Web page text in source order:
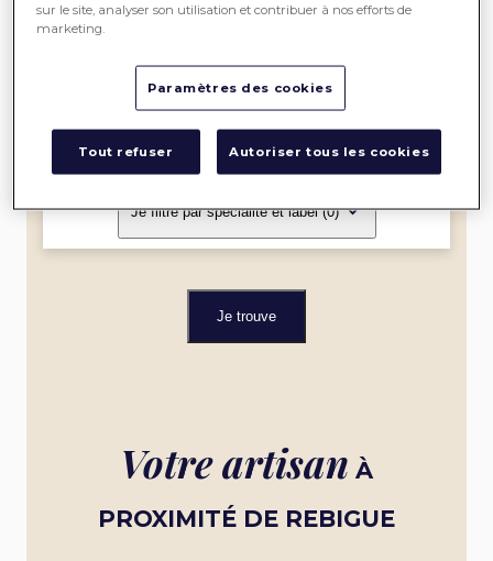
ME
Dans un rayon de
Je filtre par spécialité et label(0)
Je trouve
Votre artisan À
PROXIMITÉ DE REBIGUE
sur le site, analyser son utilisation et contribuer à nos efforts de
marketing.
Paramètres des cookies
Tout refuser Autoriser tous les cookies